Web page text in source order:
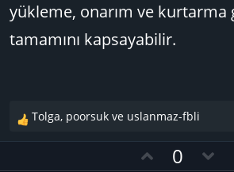
yükleme, onarım ve kurtarma
tamamını kapsayabilir.
T
e
Tolga, poorsuk ve uslanmaz-fbli
O0